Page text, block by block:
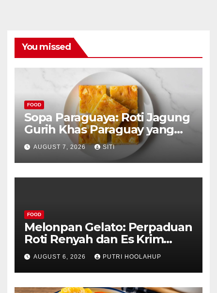
You missed
FOOD
Sopa Paraguaya: Roti Jagung
Gurih Khas Paraguay yang
Unik
AUGUST 7, 2026 SITI
FOOD
Melonpan Gelato: Perpaduan
Roti Renyah dan Es Krim
Lembut yang Menggoda
AUGUST 6, 2026 PUTRI HOOLAHUP